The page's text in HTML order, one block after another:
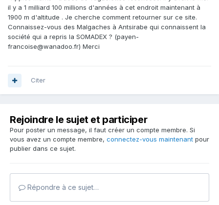
il y a 1 milliard 100 millions d'années à cet endroit maintenant à
1900 m d'altitude . Je cherche comment retourner sur ce site.
Connaissez-vous des Malgaches à Antsirabe qui connaissent la
société qui a repris la SOMADEX ? (payen-
francoise@wanadoo.fr) Merci
Citer
Rejoindre le sujet et participer
Pour poster un message, il faut créer un compte membre. Si
vous avez un compte membre, connectez-vous maintenant pour
publier dans ce sujet.
Répondre à ce sujet…